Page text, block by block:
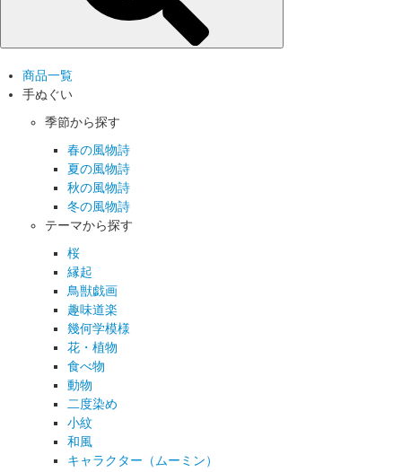
商品一覧
手ぬぐい
季節から探す
春の風物詩
夏の風物詩
秋の風物詩
冬の風物詩
テーマから探す
桜
縁起
鳥獣戯画
趣味道楽
幾何学模様
花・植物
食べ物
動物
二度染め
小紋
和風
キャラクター（ムーミン）